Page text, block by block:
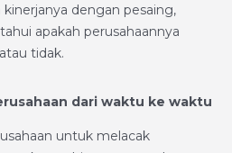
dengan pesaing,
apakah perusahaannya
tidak.
dari waktu ke waktu
untuk melacak